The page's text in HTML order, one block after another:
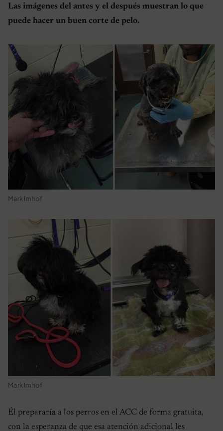
Las imágenes del antes y el después muestran lo que
puede hacer un buen corte de pelo.
Mark Imhof
Mark Imhof
Él prepararía a los perros en el ACC de forma gratuita,
con la esperanza de que esa atención adicional les